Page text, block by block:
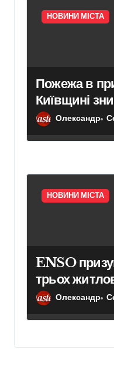
НОВИНИ МІСТА
Пожежа в
Київщині
для тварин
Олександр
НОВИНИ МІСТА
ENSO
трьох
столиці
Олександр